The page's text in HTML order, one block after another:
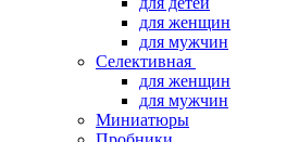
для женщин
для мужчин
Селективная
для женщин
для мужчин
Миниатюры